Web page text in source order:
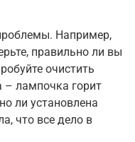
Например,
правильно ли вы
очистить
– лампочка горит
ли установлена
что все дело в